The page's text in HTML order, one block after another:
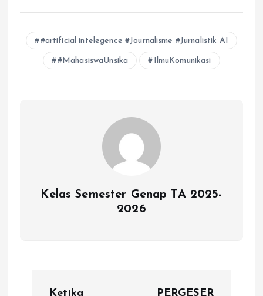
t
s
A
e
b
o
e
g
r
e
a
d
i
l
y
L
i
r
#artificial intelegence #Journalisme #Jurnalistik AI
#MahasiswaUnsika IlmuKomunikasi
Kelas Semester Genap TA 2025-
2026
Ketika PERGESER